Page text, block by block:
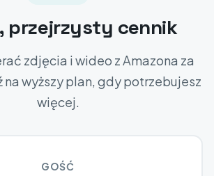
przejrzysty cennik
zdjęcia i wideo z Amazona za
na wyższy plan, gdy potrzebujesz
więcej.
GOŚĆ